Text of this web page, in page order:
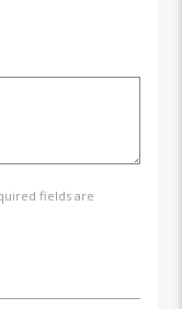
fields are